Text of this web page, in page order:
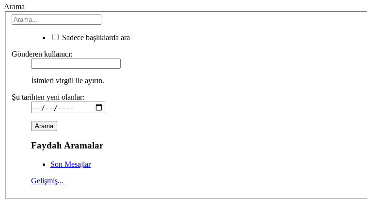
Arama
Sadece başlıklarda ara
Gönderen kullanıcı:
İsimleri virgül ile ayırın.
Şu tarihten yeni olanlar:
Faydalı Aramalar
Son Mesajlar
Gelişmiş...